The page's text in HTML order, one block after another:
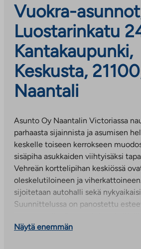
Vuokra-
Luostarinkatu
Kantakaupunki,
Keskusta,
Naantali
Asunto Oy Naantalin Victoriassa
parhaasta sijainnista ja asumisen
keskelle toiseen kerrokseen
sisäpiha asukkaiden viihtyisäksi
Vehreän korttelipihan keskiössä
oleskelutiloineen ja
sijoitetaan autohalli sekä
Suunnittelussa on panostettu
huoneistokohtaiset
Näytä enemmän